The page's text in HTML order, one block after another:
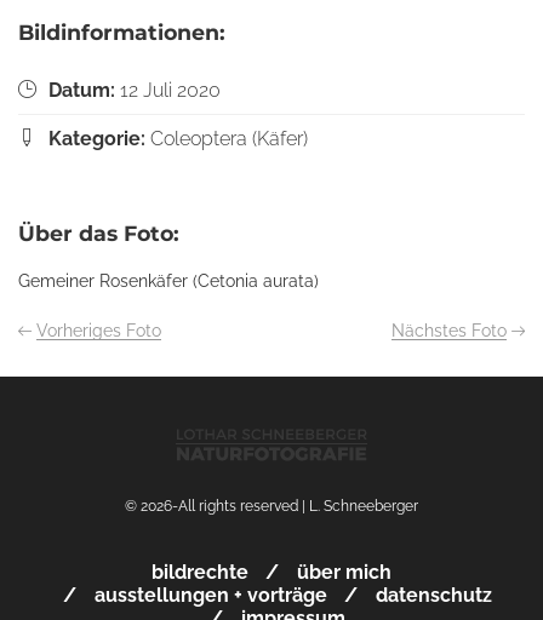
Bildinformationen:
Datum: 12 Juli 2020
Kategorie: Coleoptera (Käfer)
Über das Foto:
Gemeiner Rosenkäfer (Cetonia aurata)
Vorheriges Foto Nächstes Foto
© 2026-All rights reserved | L. Schneeberger
bildrechte
über mich
ausstellungen + vorträge
datenschutz